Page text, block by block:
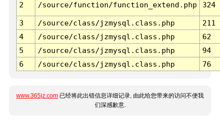
2 /source/function/function_extend.php 324
3 /source/class/jzmysql.class.php
211
4
/source/class/jzmysql.class.php
62
5
/source/class/jzmysql.class.php
94
6
/source/class/jzmysql.class.php 76
www.365jz.com 已经将此出错信息详细记录, 由此给您带来的访问不便我
们深感歉意.